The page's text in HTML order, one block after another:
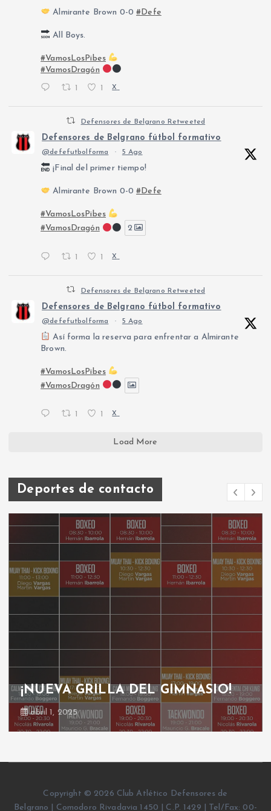
Almirante Brown 0-0#Defe
All Boys.
#VamosLosPibes
#VamosDragón
X
Defensores de Belgrano Retweeted
Defensores de Belgrano fútbol formativo
@defefutbolforma · 5 Ago
¡Final del primer tiempo!
Almirante Brown 0-0#Defe
#VamosLosPibes
#VamosDragón
2
1 1 X
Defensores de Belgrano Retweeted
Defensores de Belgrano fútbol formativo
@defefutbolforma · 5 Ago
Así forma la reserva para enfrentar a Almirante
Brown.
#VamosLosPibes
#VamosDragón
X
Load More
Deportes de contacto
¡NUEVA GRILLA DEL GIMNASIO!
abril 1, 2025
Copyright © 2026 Club Atlético Defensores de
Belgrano | Comodoro Rivadavia 1450 | C.P. 1429 | Tel/Fax: 00-